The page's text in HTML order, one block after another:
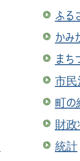
ふる
かみ
まち
市民
町の
財
統計